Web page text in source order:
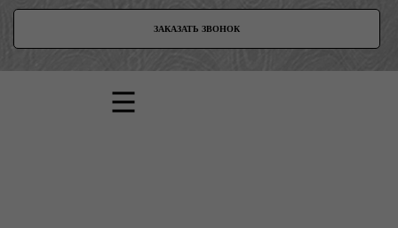
ЗАКАЗАТЬ ЗВОНОК